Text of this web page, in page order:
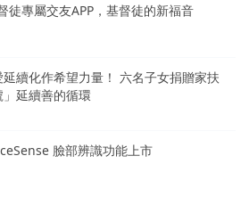
徒專屬交友APP，基督徒的新福音
續化作希望力量！ 六名子女捐贈家扶
」延續善的循環
臉部辨識功能上市